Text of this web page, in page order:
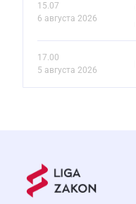
15.07
6 августа 2026
17.00
5 августа 2026